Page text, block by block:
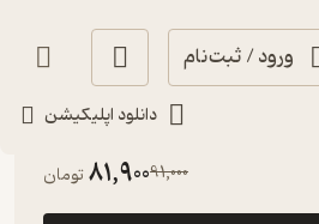
ورود / ثبت‌نام
دانلود اپلیکیشن
91,000
81,900تومان